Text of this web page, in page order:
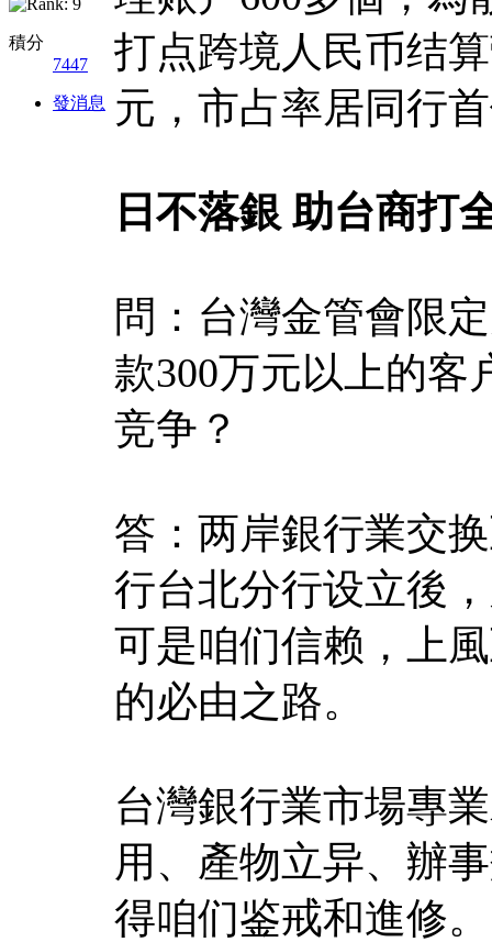
積分
7447
發消息
打点跨境人民币结
元，市占率居同行
日不落銀 助台商打
問：台灣金管會限
款300万元以上的客
竞争？
答：两岸銀行業交
行台北分行设立後
可是咱们信赖，上
的必由之路。
台灣銀行業市場專
用、產物立异、辦
得咱们鉴戒和進修。